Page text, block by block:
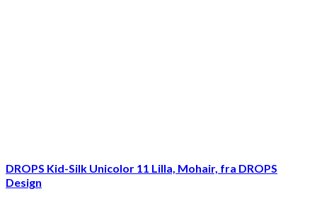
DROPS Kid-Silk Unicolor 11 Lilla, Mohair, fra DROPS
Design